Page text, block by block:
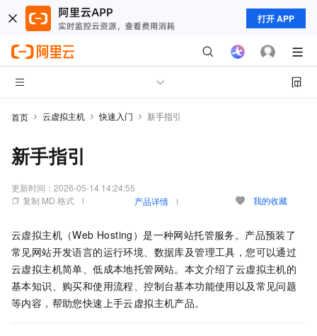
打开 APP
首页 云虚拟主机 快速入门 新手指引
新手指引
更新时间： 2026-05-14 14:24:55
复制 MD 格式
产品详情 我的收藏
云虚拟主机（Web Hosting）是一种网站托管服务。产品预装了
常见网站开发语言的运行环境、数据库及管理工具，您可以通过
云虚拟主机简单、低成本地托管网站。本文介绍了云虚拟主机的
基本知识、购买和使用流程、控制台基本功能使用以及常见问题
等内容，帮助您快速上手云虚拟主机产品。